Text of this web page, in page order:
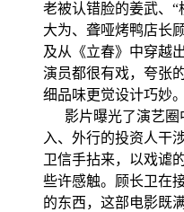
老被认错脸的姜武、
大为、聋哑烤鸭店长
及从《立春》中穿越
演员都很有戏，夸张
细品味更觉设计巧妙。
影片曝光了演艺圈
入、外行的投资人干
卫信手拈来，以戏谑
些许感触。顾长卫在
的东西，这部电影既